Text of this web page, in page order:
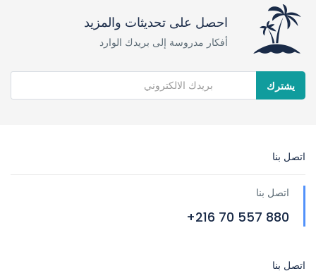
احصل على تحديثات والمزيد
أفكار مدروسة إلى بريدك الوارد
يشترك
اتصل بنا
اتصل بنا
880 557 70 216+
اتصل بنا